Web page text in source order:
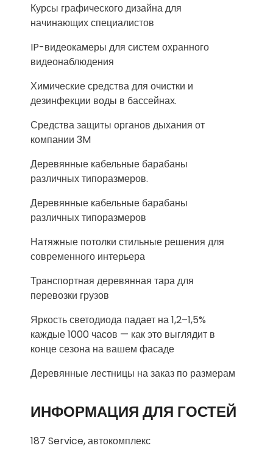
Курсы графического дизайна для
начинающих специалистов
IP-видеокамеры для систем охранного
видеонаблюдения
Химические средства для очистки и
дезинфекции воды в бассейнах.
Средства защиты органов дыхания от
компании 3M
Деревянные кабельные барабаны
различных типоразмеров.
Деревянные кабельные барабаны
различных типоразмеров
Натяжные потолки стильные решения для
современного интерьера
Транспортная деревянная тара для
перевозки грузов
Яркость светодиода падает на 1,2–1,5%
каждые 1000 часов — как это выглядит в
конце сезона на вашем фасаде
Деревянные лестницы на заказ по размерам
ИНФОРМАЦИЯ ДЛЯ ГОСТЕЙ
187 Service, автокомплекс